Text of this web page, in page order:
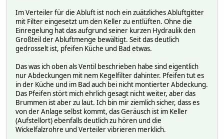
Im Verteiler für die Abluft ist noch ein zuätzliches Abluftgitter
mit Filter eingesetzt um den Keller zu entlüften. Ohne die
Einregelung hat das aufgrund seiner kurzen Hydraulik den
Großteil der Abluftmenge bewältigt. Seit das deutlich
gedrosselt ist, pfeifen Küche und Bad etwas.
Das was ich oben als Ventil beschrieben habe sind eigentlich
nur Abdeckungen mit nem Kegelfilter dahinter. Pfeifen tut es
in der Küche und im Bad auch bei nicht montierter Abdeckung.
Das Pfeifen stört mich ehrlich gesagt nicht weiter, aber das
Brummen ist aber zu laut. Ich bin mir ziemlich sicher, dass es
von der Anlage selbst kommt, das Geräusch ist im Keller
(Aufstellort) ebenfalls deutlich zu hören und die
Wickelfalzrohre und Verteiler vibrieren merklich.